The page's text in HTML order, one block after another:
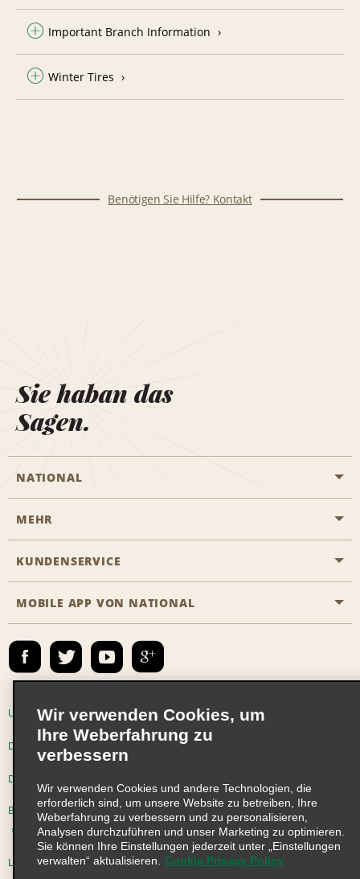
Important Branch Information
Winter Tires
Benötigen Sie Hilfe? Kontakt
Sie haban das
Sagen.
NATIONAL
Eine Reservierung vornehmen
Das Business Rental Programm
Emerald Club Anmelden
MEHR
Karriere
KUNDENSERVICE
Barrierefreiheit
E-Mail anmelden
MOBILE APP VON NATIONAL
Unternehmensinformationen Nutzungsbedingungen
Datenschutzrichtlinie Cookie-Richtlinie
Datenschutzoptionen
Beschwerdeverfahren nach dem Lieferkettensorgfaltspflichtengesetz
Lieferkettensorgfaltspflichtengesetz (LkSG) Grundsatzerklärung
Wir verwenden Cookies, um
Ihre Weberfahrung zu
verbessern
Wir verwenden Cookies und andere Technologien, die
erforderlich sind, um unsere Website zu betreiben, Ihre
Weberfahrung zu verbessern und zu personalisieren,
Analysen durchzuführen und unser Marketing zu optimieren.
Sie können Ihre Einstellungen jederzeit unter „Einstellungen
verwalten“ aktualisieren.
Cookie Privacy Policy